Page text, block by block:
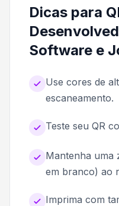
Dicas para
Software e
Use cores de
escaneamento.
Teste seu QR
Mantenha uma
em branco) ao
Imprima com